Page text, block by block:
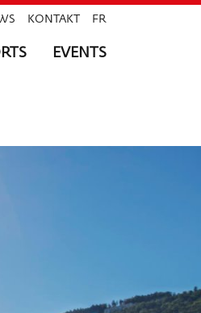
KONTAKT FR
EVENTS